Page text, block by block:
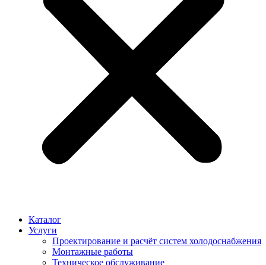
Каталог
Услуги
Проектирование и расчёт систем холодоснабжения
Монтажные работы
Техническое обслуживание